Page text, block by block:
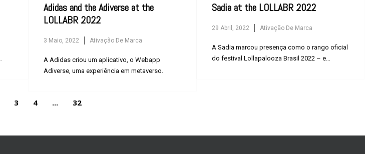
Adidas and the Adiverse at the
LOLLABR 2022
3 Maio, 2022 Ativação De Marca
A Adidas criou um aplicativo, o Webapp
Adiverse, uma experiência em metaverso.
Sadia at the LOLLABR 2022
29 Abril, 2022 Ativação De Marca
A Sadia marcou presença como o rango oficial
do festival Lollapalooza Brasil 2022 – e
3 4 ... 32